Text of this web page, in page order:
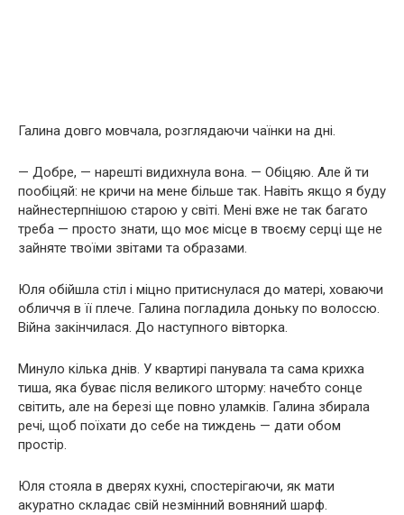
Галина довго мовчала, розглядаючи чаїнки на дні.
— Добре, — нарешті видихнула вона. — Обіцяю. Але й ти
пообіцяй: не кричи на мене більше так. Навіть якщо я буду
найнестерпнішою старою у світі. Мені вже не так багато
треба — просто знати, що моє місце в твоєму серці ще не
зайняте твоїми звітами та образами.
Юля обійшла стіл і міцно притиснулася до матері, ховаючи
обличчя в її плече. Галина погладила доньку по волоссю.
Війна закінчилася. До наступного вівторка.
Минуло кілька днів. У квартирі панувала та сама крихка
тиша, яка буває після великого шторму: начебто сонце
світить, але на березі ще повно уламків. Галина збирала
речі, щоб поїхати до себе на тиждень — дати обом
простір.
Юля стояла в дверях кухні, спостерігаючи, як мати
акуратно складає свій незмінний вовняний шарф.